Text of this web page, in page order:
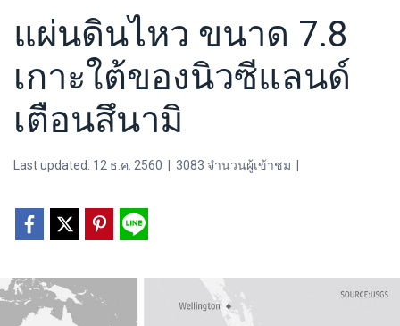
แผ่นดินไหว ขนาด 7.8
เกาะใต้ของนิวซีแลนด์
เตือนสึนามิ
Last updated: 12 ธ.ค. 2560 3083 จำนวนผู้เข้าชม